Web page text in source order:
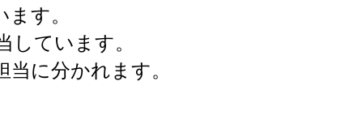
す。
ています。
に分かれます。